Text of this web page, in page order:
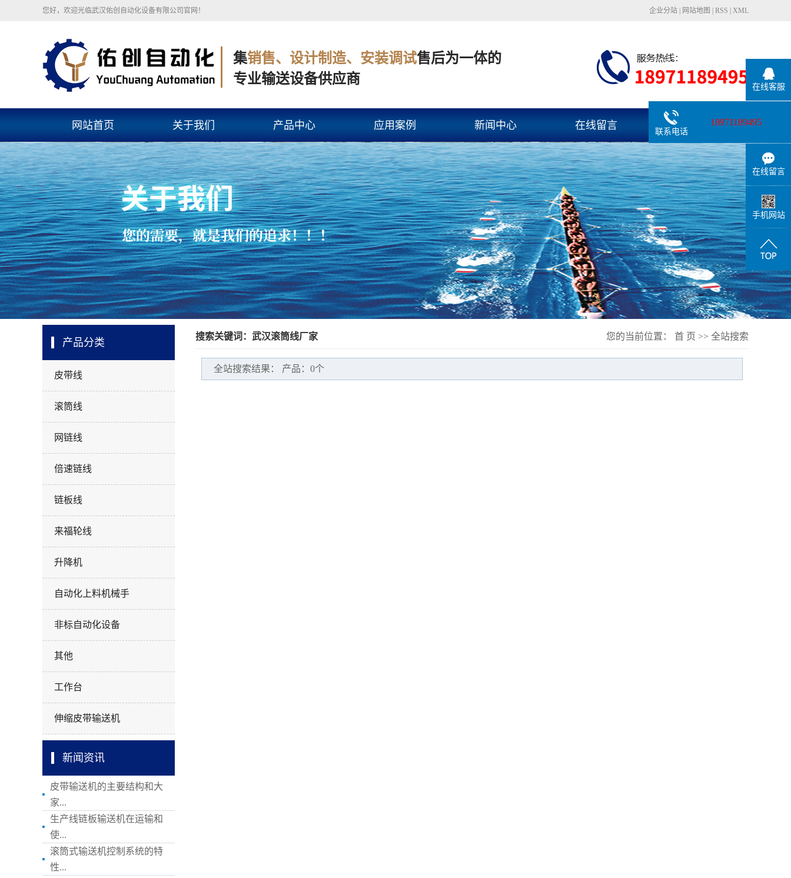
您好，欢迎光临武汉佑创自动化设备有限公司官网！ 企业分站 网站地图 RSS XML
集销售、设计制造、安装调试售后为一体的
专业输送设备供应商
网站首页 关于我们
公司简介
组织架构
企业文化
营业执照
产品中心
皮带线
滚筒线
网链线
倍速链线
链板线
来福轮线
升降机
自动化上料机械手
非标自动化设备
应用案例
快递物流
工业制造
电子科技
汽车行业
食品行业
新闻中心
公司新闻
行业新闻
技术知识
在线留言 联系我们
产品分类
皮带线
滚筒线
网链线
倍速链线
链板线
来福轮线
升降机
自动化上料机械手
非标自动化设备
其他
工作台
伸缩皮带输送机
新闻资讯
皮带输送机的主要结构和大
家...
生产线链板输送机在运输和
使...
滚筒式输送机控制系统的特
性...
搜索关键词：武汉滚筒线厂家 您的当前位置： 首 页 >> 全站搜索
全站搜索结果： 产品：0个
在线客服
联系电话
18971189495
在线留言
手机网站